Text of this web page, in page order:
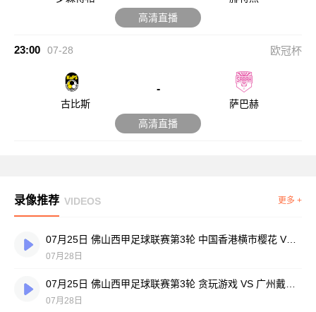
高清直播
23:00 07-28 欧冠杯
古比斯
-
萨巴赫
高清直播
录像推荐 VIDEOS 更多 +
07月25日 佛山西甲足球联赛第3轮 中国香港横市樱花 VS 吉图省实青年 全场录像
07月28日
07月28日